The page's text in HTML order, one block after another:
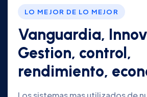
LO MEJOR DE LO MEJOR
Vanguardia,
Gestion, control,
rendimiento,